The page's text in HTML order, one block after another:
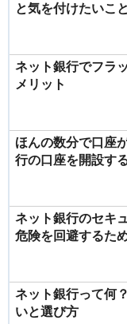
と気を付けたいこと
ネット銀行でフラ
メリット
ほんの数分で口座
行の口座を開設す
ネット銀行のセキ
危険を回避するた
ネット銀行って何
いと選び方